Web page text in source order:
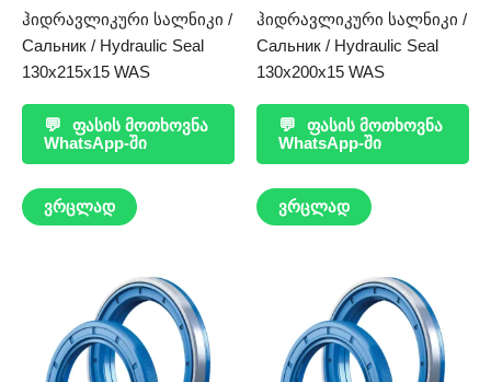
ჰიდრავლიკური სალნიკი /
Сальник / Hydraulic Seal
130x215x15 WAS
💬
ფასის მოთხოვნა
WhatsApp-ში
ვრცლად
ჰიდრავლიკური სალნიკი /
Сальник / Hydraulic Seal
130x200x15 WAS
💬
ფასის მოთხოვნა
WhatsApp-ში
ვრცლად